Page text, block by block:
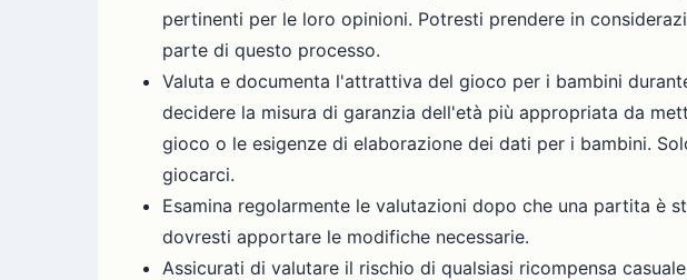
pertinenti per le loro opinioni. Potresti prendere in
parte di questo processo.
Valuta e documenta l'attrattiva del gioco per i bambini
decidere la misura di garanzia dell'età più appropriata da
gioco o le esigenze di elaborazione dei dati per i bambini.
giocarci.
Esamina regolarmente le valutazioni dopo che una partita è
dovresti apportare le modifiche necessarie.
Assicurati di valutare il rischio di qualsiasi ricompensa